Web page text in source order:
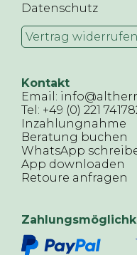
Datenschutz
Vertrag widerrufen
Kontakt
Email:
Tel: +49 (0) 221
Inzahlungnahme
Beratung buchen
WhatsApp
App downloaden
Retoure anfragen